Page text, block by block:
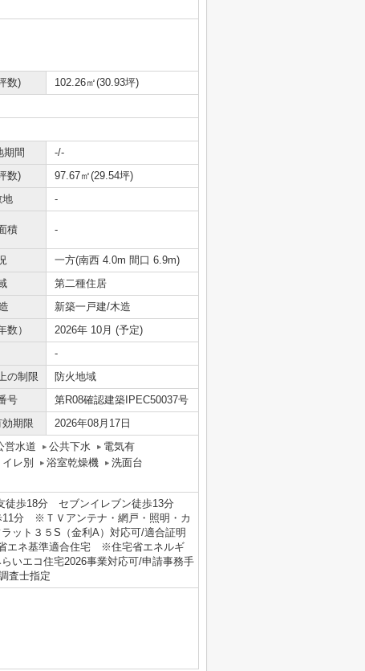
数)
102.26㎡(30.93坪)
期間
-/-
数)
97.67㎡(29.54坪)
地
-
積 -
一方(南西 4.0m 間口 6.9m)
第二種住居
新築一戸建/木造
数）
2026年 10月 (予定)
-
の制限
防火地域
号
第R08確認建築IPEC50037号
期限 2026年08月17日
営水道 公共下水
電気有
レ別 浴室乾燥機
洗面台
歩18分 セブンイレブン徒歩13分
分 ※ＴＶアンテナ・網戸・照明・カ
ット３５S（金利A）対応可/適合証明
エネ基準適合住宅 ※住宅省エネルギ
いエコ住宅2026事業対応可/申請事務手
査士指定